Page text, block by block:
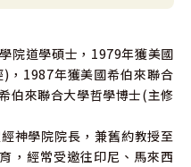
院道學碩士，1979年獲美國
，1987年獲美國希伯來聯合
伯來聯合大學哲學博士(主修
神學院院長，兼舊約教授至
，經常受邀往印尼、馬來西